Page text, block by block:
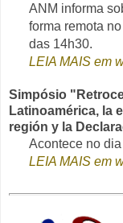
ANM informa
forma remota
das 14h30.
LEIA MAIS em
Simpósio
Latinoamérica, la
región y la
Acontece no
LEIA MAIS em